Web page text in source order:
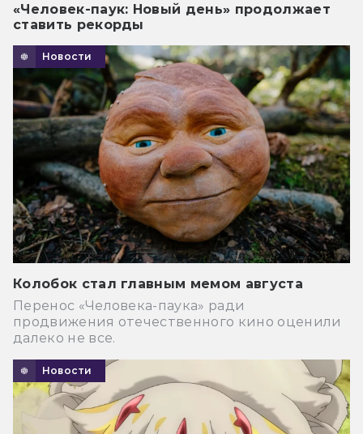
«Человек-паук: Новый день» продолжает
ставить рекорды
Новости
Колобок стал главным мемом августа
Перенос «Человека-паука» ради
продвижения отечественного кино оценили
далеко не все.
Новости